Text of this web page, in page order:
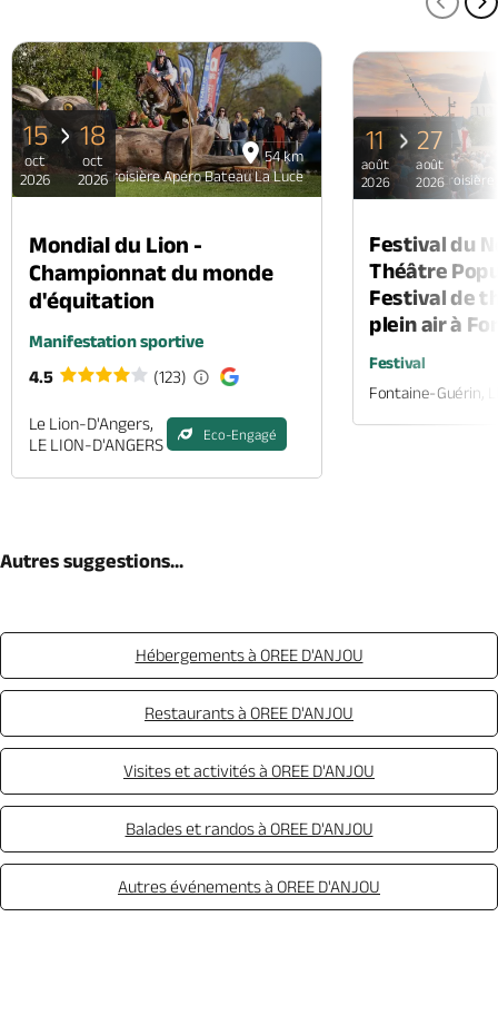
54 km
Croisière Apéro Bateau La Luce
15
oct
2026
18
oct
2026
Mondial du Lion -
Championnat du monde
d'équitation
Manifestation sportive
4.5
(123)
Le Lion-D'Angers,
LE LION-D'ANGERS
Eco-Engagé
Croisière
11
août
2026
27
août
2026
Festival du
Théâtre
Festival de
plein air à
Festival
Fontaine-Guérin,
Autres suggestions...
Hébergements à OREE D'ANJOU
Restaurants à OREE D'ANJOU
Visites et activités à OREE D'ANJOU
Balades et randos à OREE D'ANJOU
Autres événements à OREE D'ANJOU